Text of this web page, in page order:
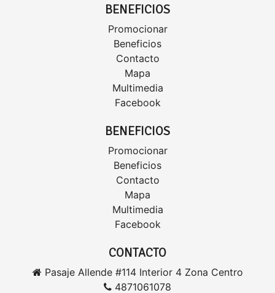
BENEFICIOS
Promocionar
Beneficios
Contacto
Mapa
Multimedia
Facebook
BENEFICIOS
Promocionar
Beneficios
Contacto
Mapa
Multimedia
Facebook
CONTACTO
Pasaje Allende #114 Interior 4 Zona Centro
4871061078